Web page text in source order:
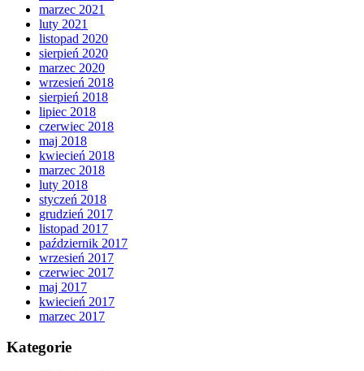
marzec 2021
luty 2021
listopad 2020
sierpień 2020
marzec 2020
wrzesień 2018
sierpień 2018
lipiec 2018
czerwiec 2018
maj 2018
kwiecień 2018
marzec 2018
luty 2018
styczeń 2018
grudzień 2017
listopad 2017
październik 2017
wrzesień 2017
czerwiec 2017
maj 2017
kwiecień 2017
marzec 2017
Kategorie